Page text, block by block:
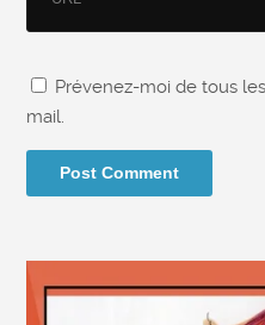
Prévenez-moi de tous
mail.